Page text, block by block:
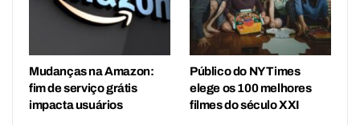
Mudanças na Amazon:
fim de serviço grátis
impacta usuários
Público do NY Times
elege os 100 melhores
filmes do século XXI